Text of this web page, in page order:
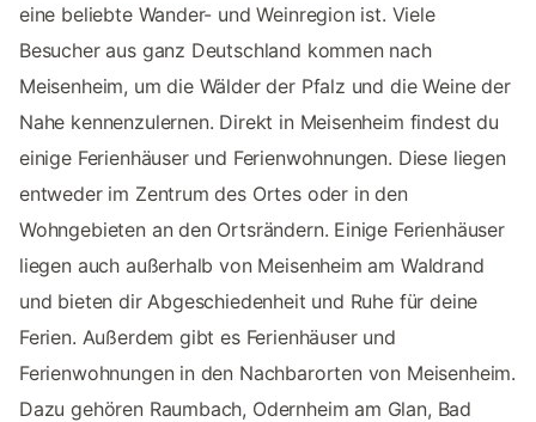
eine beliebte Wander- und Weinregion ist. Viele
Besucher aus ganz Deutschland kommen nach
Meisenheim, um die Wälder der Pfalz und die Weine der
Nahe kennenzulernen. Direkt in Meisenheim findest du
einige Ferienhäuser und Ferienwohnungen. Diese liegen
entweder im Zentrum des Ortes oder in den
Wohngebieten an den Ortsrändern. Einige Ferienhäuser
liegen auch außerhalb von Meisenheim am Waldrand
und bieten dir Abgeschiedenheit und Ruhe für deine
Ferien. Außerdem gibt es Ferienhäuser und
Ferienwohnungen in den Nachbarorten von Meisenheim.
Dazu gehören Raumbach, Odernheim am Glan, Bad